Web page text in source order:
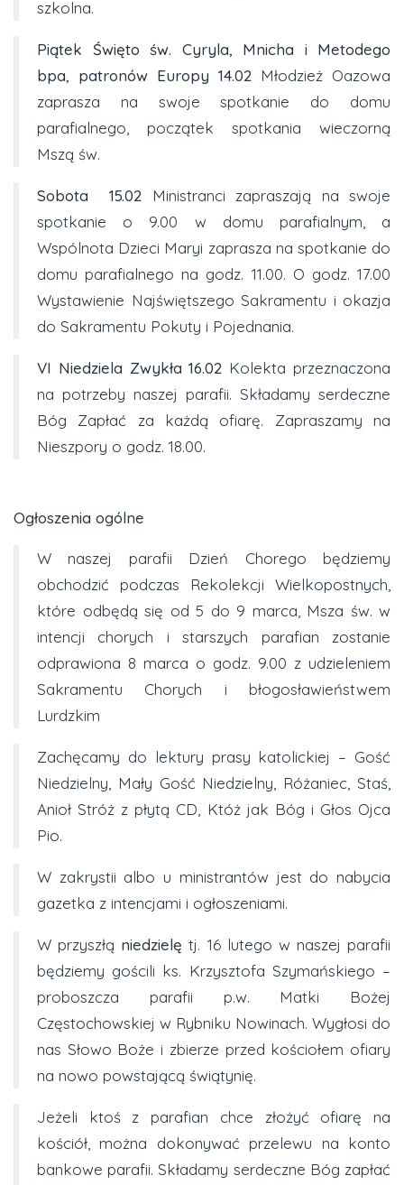
szkolna.
Piątek Święto św. Cyryla, Mnicha i Metodego
bpa, patronów Europy 14.02 Młodzież Oazowa
zaprasza na swoje spotkanie do domu
parafialnego, początek spotkania wieczorną
Mszą św.
Sobota 15.02 Ministranci zapraszają na swoje
spotkanie o 9.00 w domu parafialnym, a
Wspólnota Dzieci Maryi zaprasza na spotkanie do
domu parafialnego na godz. 11.00. O godz. 17.00
Wystawienie Najświętszego Sakramentu i okazja
do Sakramentu Pokuty i Pojednania.
VI Niedziela Zwykła 16.02 Kolekta przeznaczona
na potrzeby naszej parafii. Składamy serdeczne
Bóg Zapłać za każdą ofiarę. Zapraszamy na
Nieszpory o godz. 18.00.
Ogłoszenia ogólne
W naszej parafii Dzień Chorego będziemy
obchodzić podczas Rekolekcji Wielkopostnych,
które odbędą się od 5 do 9 marca, Msza św. w
intencji chorych i starszych parafian zostanie
odprawiona 8 marca o godz. 9.00 z udzieleniem
Sakramentu Chorych i błogosławieństwem
Lurdzkim
Zachęcamy do lektury prasy katolickiej – Gość
Niedzielny, Mały Gość Niedzielny, Różaniec, Staś,
Anioł Stróż z płytą CD, Któż jak Bóg i Głos Ojca
Pio.
W zakrystii albo u ministrantów jest do nabycia
gazetka z intencjami i ogłoszeniami.
W przyszłą niedzielę tj. 16 lutego w naszej parafii
będziemy gościli ks. Krzysztofa Szymańskiego –
proboszcza parafii p.w. Matki Bożej
Częstochowskiej w Rybniku Nowinach. Wygłosi do
nas Słowo Boże i zbierze przed kościołem ofiary
na nowo powstającą świątynię.
Jeżeli ktoś z parafian chce złożyć ofiarę na
kościół, można dokonywać przelewu na konto
bankowe parafii. Składamy serdeczne Bóg zapłać